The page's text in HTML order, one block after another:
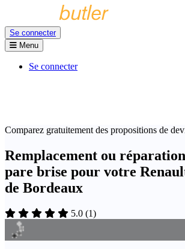
Se connecter
Menu
Se connecter
Comparez gratuitement des propositions de
Remplacement ou
pare brise pour votre
de Bordeaux
5.0 (1)